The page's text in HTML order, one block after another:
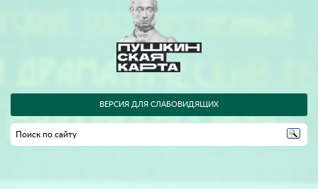
ВЕРСИЯ ДЛЯ СЛАБОВИДЯЩИХ